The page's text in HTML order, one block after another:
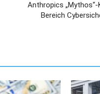
Anthropics „Mythos“-
Bereich